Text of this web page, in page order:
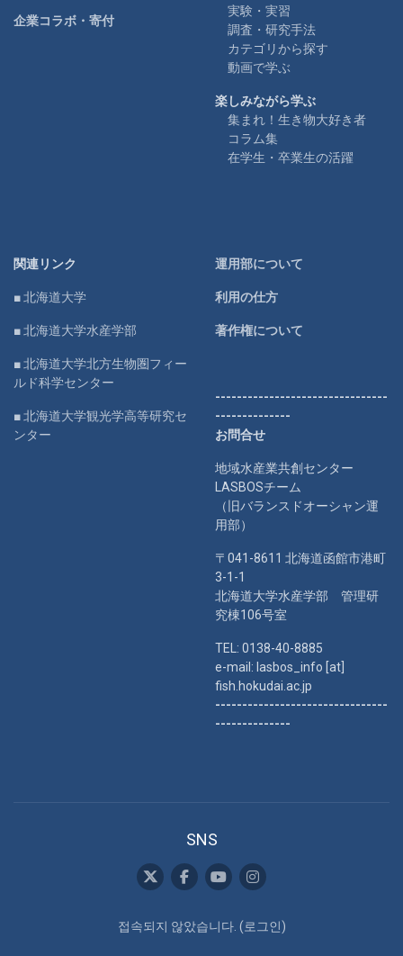
企業コラボ・寄付
実験・実習
調査・研究手法
カテゴリから探す
動画で学ぶ
楽しみながら学ぶ
集まれ！生き物大好き者
コラム集
在学生・卒業生の活躍
関連リンク
■ 北海道大学
■ 北海道大学水産学部
■ 北海道大学北方生物圏フィー
ルド科学センター
■ 北海道大学観光学高等研究セ
ンター
運用部について
利用の仕方
著作権について
--------------------------------
--------------
お問合せ
地域水産業共創センター
LASBOSチーム
（旧バランスドオーシャン運
用部）
〒041-8611 北海道函館市港町
3-1-1
北海道大学水産学部 管理研
究棟106号室
TEL: 0138-40-8885
e-mail: lasbos_info [at]
fish.hokudai.ac.jp
--------------------------------
--------------
SNS
접속되지 않았습니다. (로그인)